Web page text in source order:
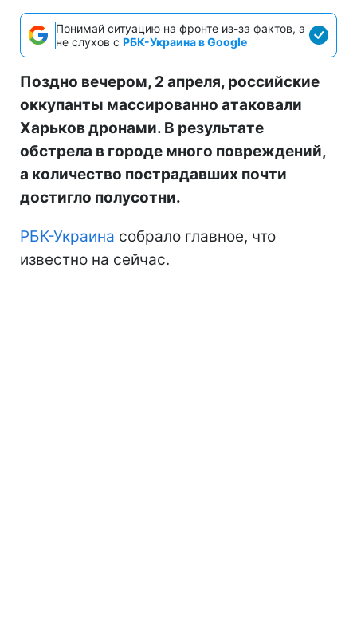
Понимай ситуацию на фронте из-за фактов, а
не слухов с РБК-Украина в Google
Поздно вечером, 2 апреля, российские
оккупанты массированно атаковали
Харьков дронами. В результате
обстрела в городе много повреждений,
а количество пострадавших почти
достигло полусотни.
РБК-Украина собрало главное, что
известно на сейчас.